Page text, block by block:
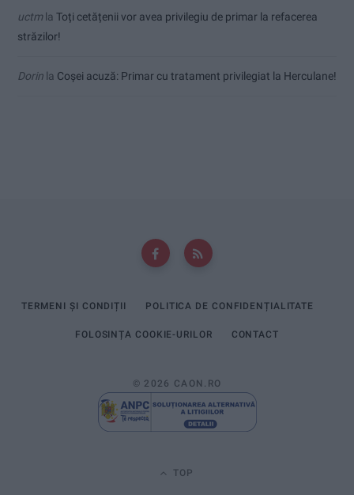
uctmla Toți cetățenii vor avea privilegiu de primar la refacerea
străzilor!
Dorin la Coșei acuză: Primar cu tratament privilegiat la Herculane!
TERMENI ȘI CONDIȚII POLITICA DE CONFIDENȚIALITATE
FOLOSINȚA COOKIE-URILOR CONTACT
© 2026 CAON.RO
TOP